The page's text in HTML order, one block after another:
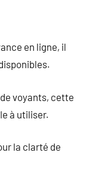
en ligne, il
voyants, cette
à utiliser.
la clarté de